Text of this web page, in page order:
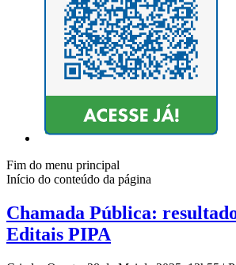
Fim do menu principal
Início do conteúdo da página
Chamada Pública:
Editais PIPA